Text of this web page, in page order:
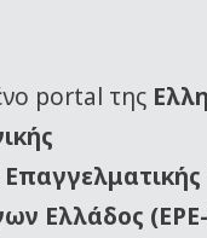
portal της
Ελλάδος